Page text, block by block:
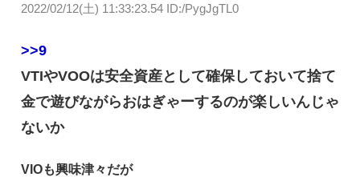
2022/02/12(土) 11:33:23.54 ID:/PygJgTL0
>>9
VTIやVOOは安全資産として確保しておいて捨て
金で遊びながらおはぎゃーするのが楽しいんじゃ
ないか
VIOも興味津々だが